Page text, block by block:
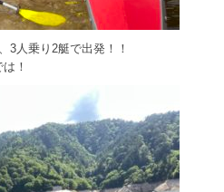
3人乗り2艇で出発！！
！